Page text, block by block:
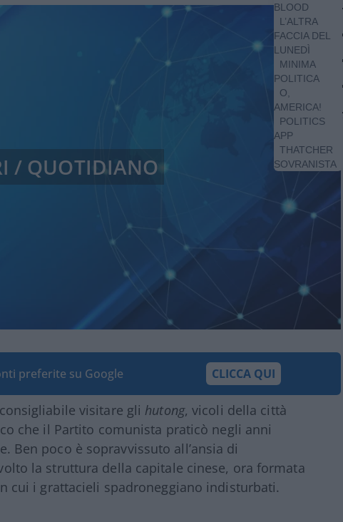
BLOOD
L’ALTRA
FACCIA DEL
LUNEDÌ
MINIMA
POLITICA
O,
AMERICA!
POLITICS
APP
THATCHER
SOVRANISTA
/ QUOTIDIANO
preferite su Google CLICCA QUI
visitare gli hutong, vicoli della città
che il Partito comunista praticò negli anni
Ben poco è sopravvissuto all’ansia di
la struttura della capitale cinese, ora formata
cui i grattacieli spadroneggiano indisturbati.